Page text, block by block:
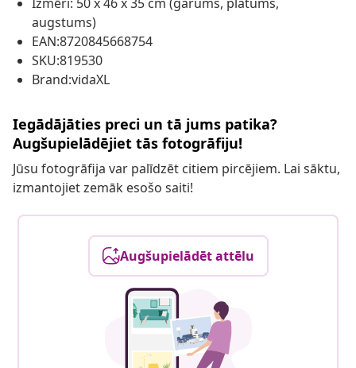
augstums)
EAN:8720845668754
SKU:819530
Brand:vidaXL
Iegādājāties preci un tā jums patika?
Augšupielādējiet tās fotogrāfiju!
Jūsu fotogrāfija var palīdzēt citiem pircējiem. Lai sāktu,
izmantojiet zemāk esošo saiti!
Augšupielādēt attēlu